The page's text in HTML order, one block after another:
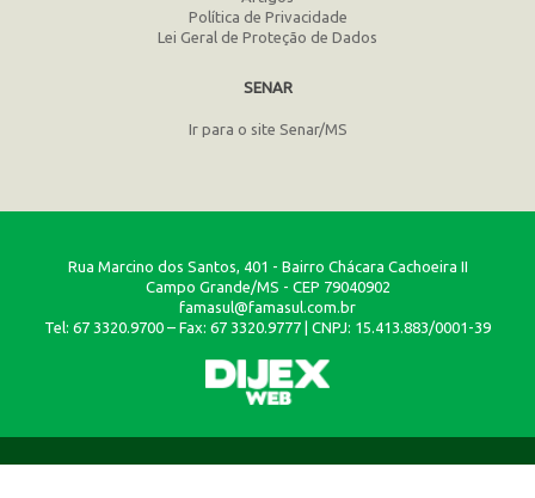
Política de Privacidade
Lei Geral de Proteção de Dados
SENAR
Ir para o site Senar/MS
Rua Marcino dos Santos, 401 - Bairro Chácara Cachoeira II
Campo Grande/MS - CEP 79040902
famasul@famasul.com.br
Tel: 67 3320.9700 – Fax: 67 3320.9777 | CNPJ: 15.413.883/0001-39